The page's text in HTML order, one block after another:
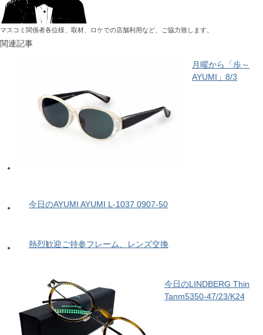
マスコミ関係者各位様、取材、ロケでの店舗利用など、ご協力致します。
関連記事
月曜から「歩～
AYUMI」8/3
今日のAYUMI AYUMI L-1037 0907-50
熱烈歓迎ご持参フレーム、レンズ交換
今日のLINDBERG Thin
Tanm5350-47/23/K24